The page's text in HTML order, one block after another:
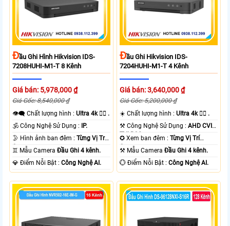
ĐẦu Ghi Hình Hikvision IDS-
7208HUHI-M1-T 8 Kênh
Giá bán: 5,978,000 ₫
Giá Gốc: 8,540,000 ₫
👁️‍🗨 Chất lượng hình :Ultra 4k 👍🏾 .
🕉️ Công Nghệ Sử Dụng : IP.
🌛 Hình ảnh ban đêm :Từng Vị Trí
Camera .
♊ Mẫu CameraĐầu Ghi 4 kênh.
️💎 Điểm Nỗi Bật :Công Nghệ AI.
ĐẦu Ghi Hikvision IDS-
7204HUHI-M1-T 4 Kênh
Giá bán: 3,640,000 ₫
Giá Gốc: 5,200,000 ₫
☀️ Chất lượng hình :Ultra 4k 👍🏾 .
⚒ Công Nghệ Sử Dụng :AHD CVI
TVI BCS.
✪ Xem ban đêm :Từng Vị Trí
Camera .
⚒ Mẫu CameraĐầu Ghi 4 kênh.
️💮 Điểm Nỗi Bật :Công Nghệ AI.